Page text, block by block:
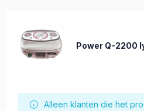
Power Q-2200
Alleen klanten die het